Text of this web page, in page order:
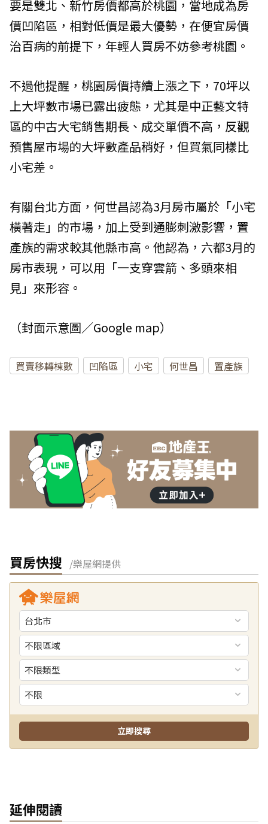
要是雙北、新竹房價都高於桃園，當地成為房
價凹陷區，相對低價是最大優勢，在便宜房價
治百病的前提下，年輕人買房不妨參考桃園。
不過他提醒，桃園房價持續上漲之下，70坪以
上大坪數市場已露出疲態，尤其是中正藝文特
區的中古大宅銷售期長、成交單價不高，反觀
預售屋市場的大坪數產品稍好，但買氣同樣比
小宅差。
有關台北方面，何世昌認為3月房市屬於「小宅
橫著走」的市場，加上受到通膨刺激影響，置
產族的需求較其他縣市高。他認為，六都3月的
房市表現，可以用「一支穿雲箭、多頭來相
見」來形容。
（封面示意圖／Google map）
買賣移轉棟數 凹陷區 小宅 何世昌 置產族
買房快搜 /樂屋網提供
延伸閱讀